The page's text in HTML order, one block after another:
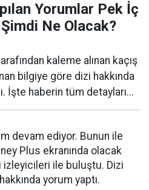
Yorumlar Pek İç
Ne Olacak?
kaleme alınan kaçış
bilgiye göre dizi hakkında
İşte haberin tüm detayları...
devam ediyor. Bunun ile
Plus ekranında olacak
izleyicileri ile buluştu. Dizi
yorum yaptı.